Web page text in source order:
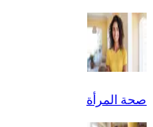
صحة المرأة